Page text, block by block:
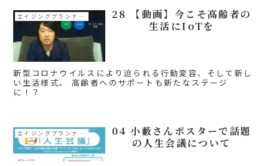
エイジングプランナーコラム
28 【動画】今こそ高齢者の
生活にIoTを
新型コロナウイルスにより迫られる行動変容、そして新し
い生活様式。 高齢者へのサポートも新たなステージ
に！？
エイジングプランナーコラム
04 小藪さんポスターで話題
の人生会議について